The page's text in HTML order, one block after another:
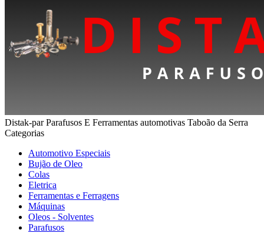
Distak-par Parafusos E Ferramentas automotivas Taboão da Serra
Categorias
Automotivo Especiais
Bujão de Oleo
Colas
Eletrica
Ferramentas e Ferragens
Máquinas
Oleos - Solventes
Parafusos